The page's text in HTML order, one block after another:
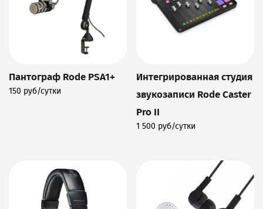
Пантограф Rode PSA1+
150 руб/сутки
Интегрированная студия
звукозаписи Rode Caster
Pro II
1 500 руб/сутки